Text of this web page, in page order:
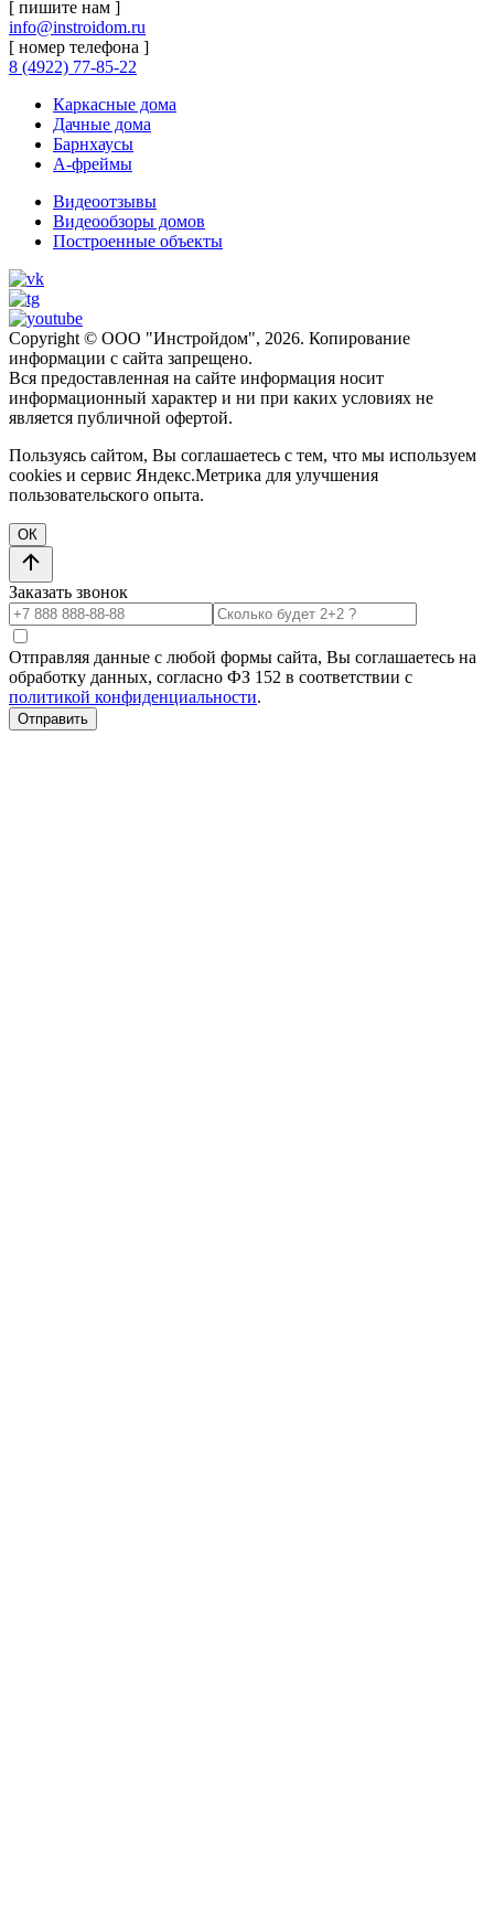
[ пишите нам ]
info@instroidom.ru
[ номер телефона ]
8 (4922) 77-85-22
Каркасные дома
Дачные дома
Барнхаусы
А-фреймы
Видеоотзывы
Видеообзоры домов
Построенные объекты
Copyright © ООО "Инстройдом", 2026. Копирование
информации с сайта запрещено.
Вся предоставленная на сайте информация носит
информационный характер и ни при каких условиях не
является публичной офертой.
Пользуясь сайтом, Вы соглашаетесь с тем, что мы используем
cookies и сервис Яндекс.Метрика для улучшения
пользовательского опыта.
ОК
Заказать звонок
Отправляя данные с любой формы сайта, Вы соглашаетесь на
обработку данных, согласно ФЗ 152 в соответствии с
политикой конфиденциальности.
Отправить